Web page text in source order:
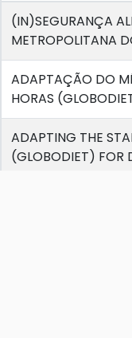
Titulo
(IN)SEGURANÇA
METROPOLITANA
ADAPTAÇÃO DO
HORAS
ADAPTING THE
(GLOBODIET) FOR